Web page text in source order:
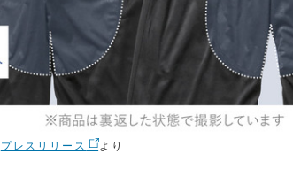
プレスリリース より